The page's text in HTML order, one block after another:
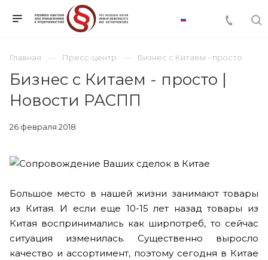
Главная Пресс-центр Бизнес с Китаем - просто
Бизнес с Китаем - просто |
Новости РАСПП
26 февраля 2018
Большое место в нашей жизни занимают товары
из Китая. И если еще 10-15 лет назад товары из
Китая воспринимались как ширпотреб, то сейчас
ситуация изменилась. Существенно выросло
качество и ассортимент, поэтому сегодня в Китае